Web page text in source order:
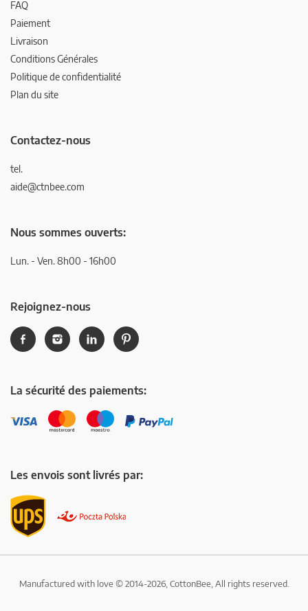
FAQ
Paiement
Livraison
Conditions Générales
Politique de confidentialité
Plan du site
Contactez-nous
tel.
aide@ctnbee.com
Nous sommes ouverts:
Lun. - Ven. 8h00 - 16h00
Rejoignez-nous
La sécurité des paiements:
Les envois sont livrés par:
Manufactured with love © 2014-2026, CottonBee, All rights reserved.